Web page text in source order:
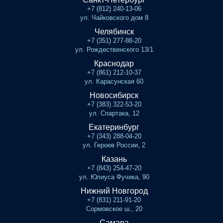
+7 (812) 240-13-06
ул. Чайковского дом 8
Челябинск
+7 (351) 277-88-20
ул. Рождественского 13/1
Краснодар
+7 (861) 212-10-37
ул. Карасунская 60
Новосибирск
+7 (383) 322-53-20
ул. Спартака, 12
Екатеринбург
+7 (343) 288-04-20
ул. Героев России, 2
Казань
+7 (843) 254-47-20
ул. Юлиуса Фучика, 90
Нижний Новгород
+7 (831) 211-91-20
Сормовское ш., 20